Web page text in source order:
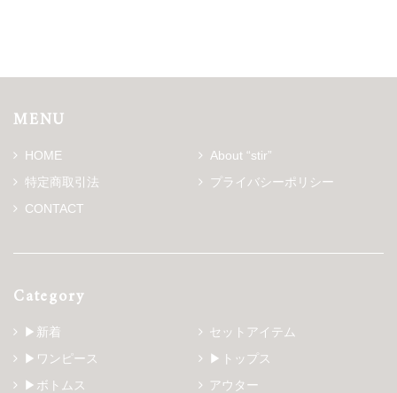
MENU
HOME
About “stir”
特定商取引法
プライバシーポリシー
CONTACT
Category
▶新着
セットアイテム
▶ワンピース
▶トップス
▶ボトムス
アウター